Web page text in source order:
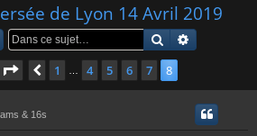
de Lyon 14 Avril 2019
Rechercher
Page sur
Précédente
1 4 5 6 7 8
& 16s